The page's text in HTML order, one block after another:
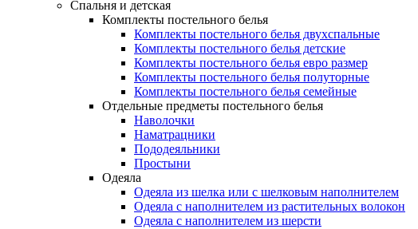
Спальня и детская
Комплекты постельного белья
Комплекты постельного белья двухспальные
Комплекты постельного белья детские
Комплекты постельного белья евро размер
Комплекты постельного белья полуторные
Комплекты постельного белья семейные
Отдельные предметы постельного белья
Наволочки
Наматрацники
Пододеяльники
Простыни
Одеяла
Одеяла из шелка или с шелковым наполнителем
Одеяла с наполнителем из растительных волокон
Одеяла с наполнителем из шерсти